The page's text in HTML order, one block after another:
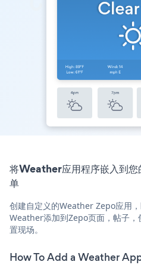
将Weather应用程序嵌入到
单
创建自定义的Weather Zepo应用
Weather添加到Zepo页面，帖子，
置现场。
How To Add a Weather